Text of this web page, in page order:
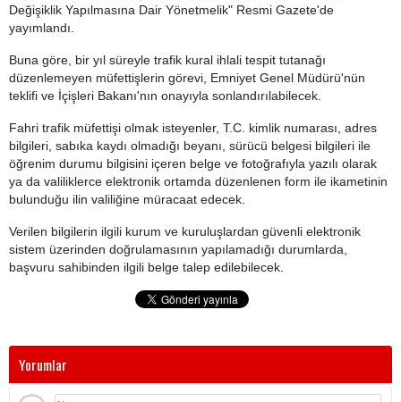
Değişiklik Yapılmasına Dair Yönetmelik" Resmi Gazete'de
yayımlandı.
Buna göre, bir yıl süreyle trafik kural ihlali tespit tutanağı
düzenlemeyen müfettişlerin görevi, Emniyet Genel Müdürü'nün
teklifi ve İçişleri Bakanı'nın onayıyla sonlandırılabilecek.
Fahri trafik müfettişi olmak isteyenler, T.C. kimlik numarası, adres
bilgileri, sabıka kaydı olmadığı beyanı, sürücü belgesi bilgileri ile
öğrenim durumu bilgisini içeren belge ve fotoğrafıyla yazılı olarak
ya da valiliklerce elektronik ortamda düzenlenen form ile ikametinin
bulunduğu ilin valiliğine müracaat edecek.
Verilen bilgilerin ilgili kurum ve kuruluşlardan güvenli elektronik
sistem üzerinden doğrulamasının yapılamadığı durumlarda,
başvuru sahibinden ilgili belge talep edilebilecek.
Yorumlar